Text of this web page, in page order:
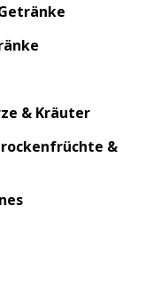
& Kräuter
&